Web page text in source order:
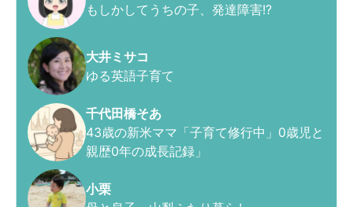
もしかしてうちの子、発達障害!?
大井ミサコ
ゆる英語子育て
千代田橋そあ
43歳の新米ママ「子育て修行中」0歳児と
親歴0年の成長記録」
小栗